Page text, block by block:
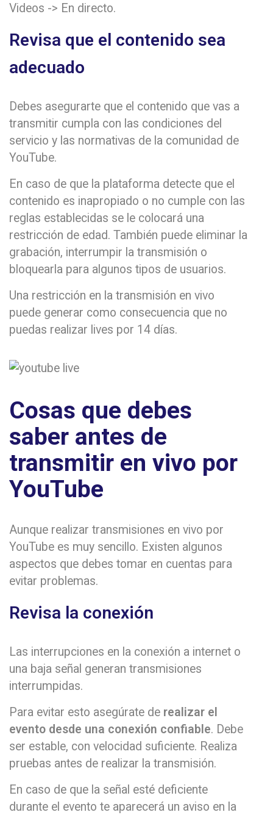
Videos -> En directo.
Revisa que el contenido sea
adecuado
Debes asegurarte que el contenido que vas a
transmitir cumpla con las condiciones del
servicio y las normativas de la comunidad de
YouTube.
En caso de que la plataforma detecte que el
contenido es inapropiado o no cumple con las
reglas establecidas se le colocará una
restricción de edad. También puede eliminar la
grabación, interrumpir la transmisión o
bloquearla para algunos tipos de usuarios.
Una restricción en la transmisión en vivo
puede generar como consecuencia que no
puedas realizar lives por 14 días.
Cosas que debes
saber antes de
transmitir en vivo por
YouTube
Aunque realizar transmisiones en vivo por
YouTube es muy sencillo. Existen algunos
aspectos que debes tomar en cuentas para
evitar problemas.
Revisa la conexión
Las interrupciones en la conexión a internet o
una baja señal generan transmisiones
interrumpidas.
Para evitar esto asegúrate de realizar el
evento desde una conexión confiable. Debe
ser estable, con velocidad suficiente. Realiza
pruebas antes de realizar la transmisión.
En caso de que la señal esté deficiente
durante el evento te aparecerá un aviso en la